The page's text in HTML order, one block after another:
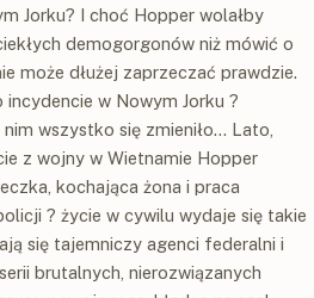
Jorku? I choć Hopper wolałby
demogorgonów niż mówić o
może dłużej zaprzeczać prawdzie.
w Nowym Jorku ?
wszystko się zmieniło… Lato,
z wojny w Wietnamie Hopper
kochająca żona i praca
? życie w cywilu wydaje się takie
się tajemniczy agenci federalni i
brutalnych, nierozwiązanych